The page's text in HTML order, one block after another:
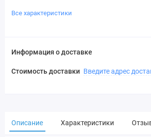
Все характеристики
Информация о доставке
Стоимость доставки Введите адрес
Описание Характеристики